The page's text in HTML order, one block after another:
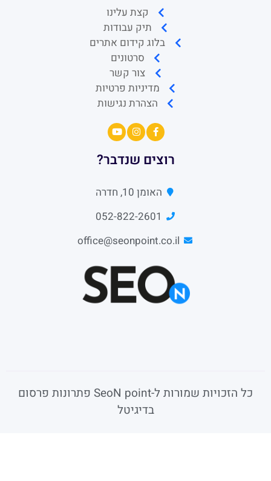
קצת עלינו
תיק עבודות
בלוג קידום אתרים
סרטונים
צור קשר
מדיניות פרטיות
הצהרת נגישות
רוצים שנדבר?
האומן 10, חדרה
052-822-2601
office@seonpoint.co.il
כל הזכויות שמורות ל-SeoN point פתרונות פרסום
בדיגיטל